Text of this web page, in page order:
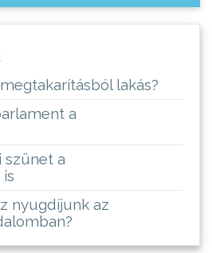
lakás?
a
szünet a
nyugdíjunk az